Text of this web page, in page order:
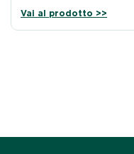
Vai al prodotto >>